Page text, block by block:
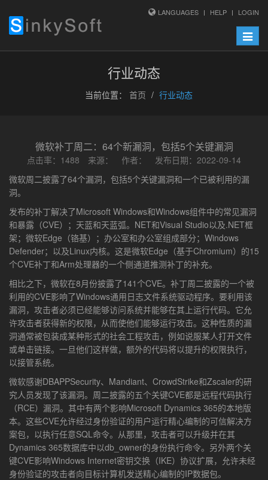
LANGUAGES HELP LOGIN
Toggle
行业动态
当前位置： 首页 行业动态
微软补丁周二：64个新漏洞，包括5个关键漏洞
点击率：1488 来源： 作者： 发布日期：2022-09-14
微软周二披露了64个漏洞，包括5个关键漏洞和一个已被利用的漏
洞。
发布的补丁解决了Microsoft Windows和Windows组件中的常见漏洞
和暴露（CVE）；天蓝和天蓝弧。NET和Visual Studio以及.NET框
架；微软Edge（铬基）；办公室和办公室组成部分；Windows
Defender；以及Linux内核。这是微软Edge（基于Chromium）的15
个CVE补丁和Arm处理器的一个侧通道推测补丁的补充。
相比之下，微软在8月份披露了141个CVE。补丁周二披露的一个被
利用的CVE影响了Windows通用日志文件系统驱动程序。要利用该
漏洞，攻击者必须已经能够访问系统并能够在其上运行代码。它允
许攻击者获得新的权限，从而使他们能够运行攻击。这种性质的漏
洞通常被包装成某种形式的社会工程攻击，例如说服某人打开文件
或单击链接。一旦他们这样做，额外的代码将以提升的权限执行，
以接管系统。
微软感谢DBAPPSecurity、Mandiant、CrowdStrike和Zscaler的研
究人员发现了该漏洞。周二披露的五个关键CVE都是远程代码执行
（RCE）漏洞。其中有两个影响Microsoft Dynamics 365的本地版
本。这些CVE允许经过身份验证的用户运行精心编制的可信解决方
案包，以执行任意SQL命令。从那里，攻击者可以升级并在其
Dynamics 365数据库中以db_owner的身份执行命令。另外两个关
键CVE影响Windows Internet密钥交换（IKE）协议扩展，允许未经
身份验证的攻击者向目标计算机发送精心编制的IP数据包。